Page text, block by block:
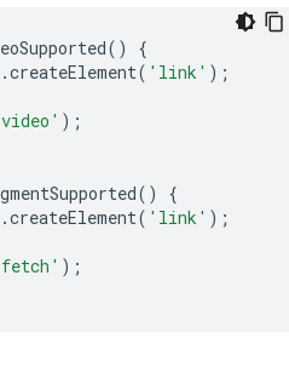
()
{
.createElement( 'link' );
);
()
{
.createElement( 'link' );
);